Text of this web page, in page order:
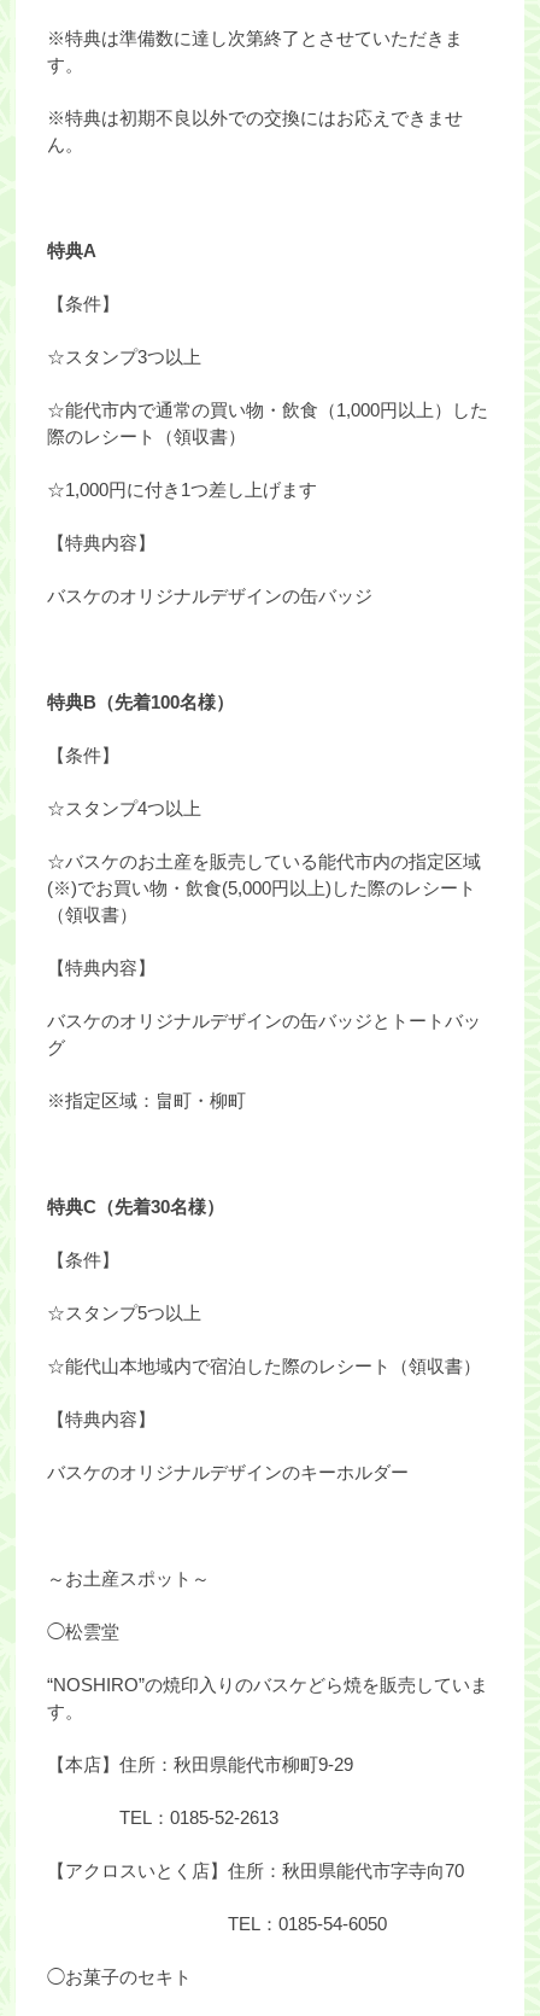
※特典は準備数に達し次第終了とさせていただきま
す。
※特典は初期不良以外での交換にはお応えできませ
ん。
特典A
【条件】
☆スタンプ3つ以上
☆能代市内で通常の買い物・飲食（1,000円以上）した
際のレシート（領収書）
☆1,000円に付き1つ差し上げます
【特典内容】
バスケのオリジナルデザインの缶バッジ
特典B（先着100名様）
【条件】
☆スタンプ4つ以上
☆バスケのお土産を販売している能代市内の指定区域
(※)でお買い物・飲食(5,000円以上)した際のレシート
（領収書）
【特典内容】
バスケのオリジナルデザインの缶バッジとトートバッ
グ
※指定区域：畠町・柳町
特典C（先着30名様）
【条件】
☆スタンプ5つ以上
☆能代山本地域内で宿泊した際のレシート（領収書）
【特典内容】
バスケのオリジナルデザインのキーホルダー
～お土産スポット～
◯松雲堂
“NOSHIRO”の焼印入りのバスケどら焼を販売していま
す。
【本店】住所：秋田県能代市柳町9-29
TEL：0185-52-2613
【アクロスいとく店】住所：秋田県能代市字寺向70
TEL：0185-54-6050
◯お菓子のセキト